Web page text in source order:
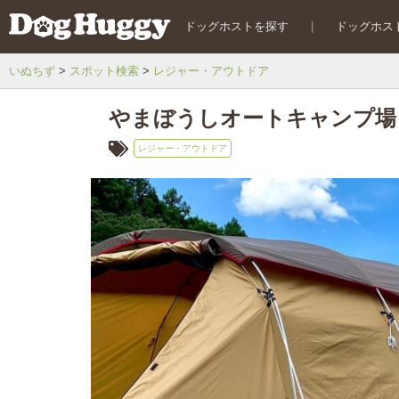
ドッグホストを探す ドッグホス
いぬちず スポット検索 レジャー・アウトドア
やまぼうしオートキャンプ場
レジャー・アウトドア